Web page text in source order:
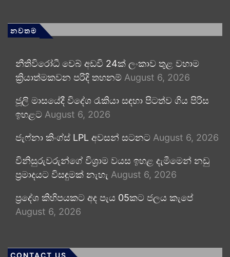
නවතම
නීතිවිරෝධී වෙබ් අඩවි 24ක් ලංකාව තුළ වහාම
ක්‍රියාත්මකවන පරිදි තහනම් August 6, 2026
ජූලි මාසයේදී විදේශ රැකියා සඳහා පිටත්ව ගිය පිරිස
ඉහළට August 6, 2026
ජැෆ්නා කිංග්ස් LPL අවසන් සටනට August 6, 2026
විනිසුරුවරුන්ගේ විශ්‍රාම වයස ඉහළ දැමීමෙන් නඩු
ප්‍රමාදයට විසඳුමක් නැහැ August 6, 2026
ප්‍රදේශ කිහිපයකට අද පැය 05කට ජලය කැපේ
August 6, 2026